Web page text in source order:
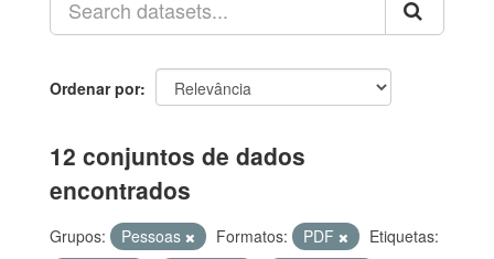
Ordenar por
12 conjuntos de dados
encontrados
Grupos: Pessoas Formatos: PDF
Etiquetas: